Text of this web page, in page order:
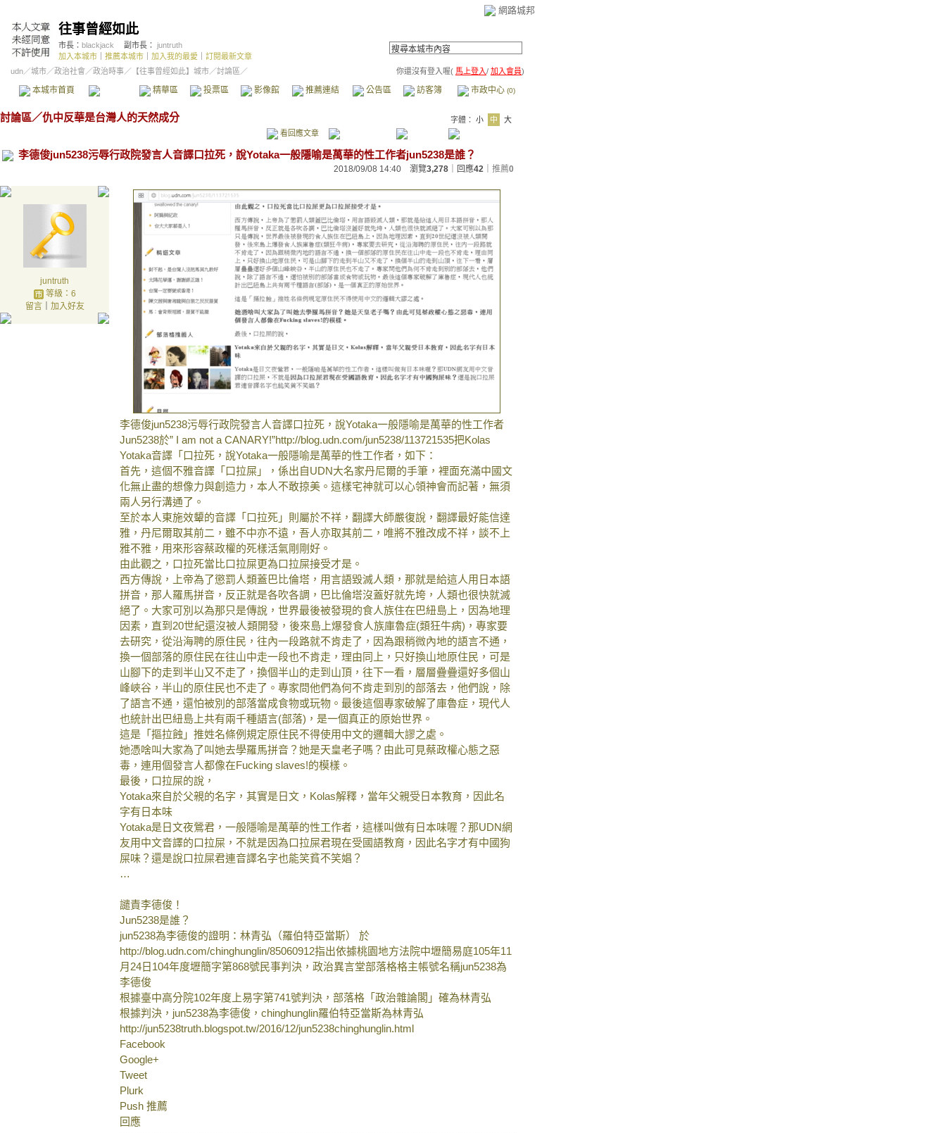
網路城邦
往事曾經如此
市長： blackjack 副市長： juntruth
加入本城市
推薦本城市 加入我的最愛
訂閱最新文章
udn／城市／政治社會 ／政治時事／ 【往事曾經如此】城市／討論區／ 你還沒有登入喔( 馬上登入/ 加入會員)
本城市首頁 精華區 投票區 影像館 推薦連結 公告區 訪客簿 市政中心 (0)
討論區／仇中反華是台灣人的天然成分 字體： 小 中
大
看回應文章
李德俊jun5238污辱行政院發言人音譯口拉死，說Yotaka一般隱喻是萬華的性工作者jun5238是誰？
2018/09/08 14:40 瀏覽3,278 ｜回應42 推薦0
juntruth
等級：6
留言｜ 加入好友
李德俊jun5238污辱行政院發言人音譯口拉死，說Yotaka一般隱喻是萬華的性工作者
Jun5238於” I am not a CANARY!”http://blog.udn.com/jun5238/113721535把Kolas
Yotaka音譯「口拉死，說Yotaka一般隱喻是萬華的性工作者，如下：
首先，這個不雅音譯「口拉屎」，係出自UDN大名家丹尼爾的手筆，裡面充滿中國文
化無止盡的想像力與創造力，本人不敢掠美。這樣宅神就可以心領神會而記著，無須
兩人另行溝通了。
至於本人東施效顰的音譯「口拉死」則屬於不祥，翻譯大師嚴復說，翻譯最好能信達
雅，丹尼爾取其前二，雖不中亦不遠，吾人亦取其前二，唯將不雅改成不祥，談不上
雅不雅，用來形容蔡政權的死樣活氣剛剛好。
由此觀之，口拉死當比口拉屎更為口拉屎接受才是。
西方傳說，上帝為了懲罰人類蓋巴比倫塔，用言語毀滅人類，那就是給這人用日本語
拼音，那人羅馬拼音，反正就是各吹各調，巴比倫塔沒蓋好就先垮，人類也很快就滅
絕了。大家可別以為那只是傳說，世界最後被發現的食人族住在巴紐島上，因為地理
因素，直到20世紀還沒被人類開發，後來島上爆發食人族庫魯症(類狂牛病)，專家要
去研究，從沿海聘的原住民，往內一段路就不肯走了，因為跟稍微內地的語言不通，
換一個部落的原住民在往山中走一段也不肯走，理由同上，只好換山地原住民，可是
山腳下的走到半山又不走了，換個半山的走到山頂，往下一看，層層疊疊還好多個山
峰峽谷，半山的原住民也不走了。專家問他們為何不肯走到別的部落去，他們說，除
了語言不通，還怕被別的部落當成食物或玩物。最後這個專家破解了庫魯症，現代人
也統計出巴紐島上共有兩千種語言(部落)，是一個真正的原始世界。
這是「摳拉蝕」推姓名條例規定原住民不得使用中文的邏輯大謬之處。
她憑啥叫大家為了叫她去學羅馬拼音？她是天皇老子嗎？由此可見蔡政權心態之惡
毒，連用個發言人都像在Fucking slaves!的模樣。
最後，口拉屎的說，
Yotaka來自於父親的名字，其實是日文，Kolas解釋，當年父親受日本教育，因此名
字有日本味
Yotaka是日文夜鶯君，一般隱喻是萬華的性工作者，這樣叫做有日本味喔？那UDN網
友用中文音譯的口拉屎，不就是因為口拉屎君現在受國語教育，因此名字才有中國狗
屎味？還是說口拉屎君連音譯名字也能笑貧不笑娼？
…
譴責李德俊！
Jun5238是誰？
jun5238為李德俊的證明：林青弘（羅伯特亞當斯） 於
http://blog.udn.com/chinghunglin/85060912指出依據桃園地方法院中壢簡易庭105年11
月24日104年度壢簡字第868號民事判決，政治異言堂部落格格主帳號名稱jun5238為
李德俊
根據臺中高分院102年度上易字第741號判決，部落格「政治雜論閣」確為林青弘
根據判決，jun5238為李德俊，chinghunglin羅伯特亞當斯為林青弘
http://jun5238truth.blogspot.tw/2016/12/jun5238chinghunglin.html
Facebook
Google+
Tweet
Plurk
Push 推薦
回應